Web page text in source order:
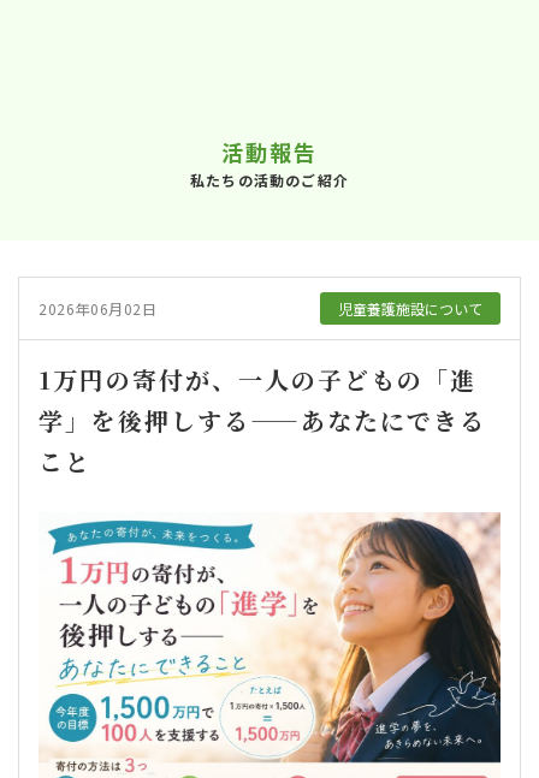
活動報告
私たちの活動のご紹介
2026年06月02日 児童養護施設について
1万円の寄付が、一人の子どもの「進
学」を後押しする——あなたにできる
こと